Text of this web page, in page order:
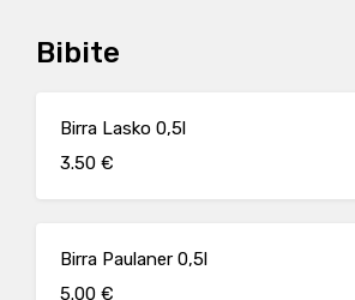
Bibite
Birra Lasko 0,5l
3.50 €
Birra Paulaner 0,5l
5.00 €